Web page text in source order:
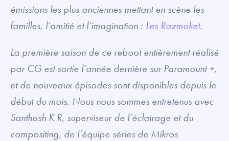
émissions les plus anciennes mettant en scène les
familles, l’amitié et l’imagination : Les Razmoket.
La première saison de ce reboot entièrement réalisé
par CG est sortie l’année dernière sur Paramount +,
et de nouveaux épisodes sont disponibles depuis le
début du mois. Nous nous sommes entretenus avec
Santhosh K R, superviseur de l’éclairage et du
compositing, de l’équipe séries de Mikros